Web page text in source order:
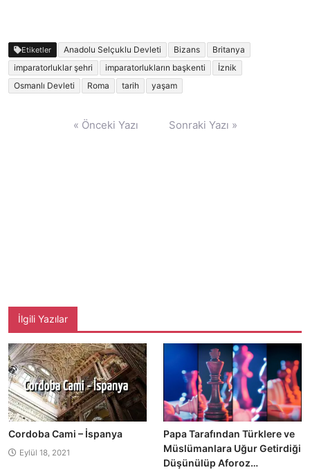
Etiketler Anadolu Selçuklu Devleti Bizans
Britanya
imparatorluklar şehri
imparatorlukların başkenti
İznik
Osmanlı Devleti
Roma tarih yaşam
« Önceki Yazı Sonraki Yazı »
İlgili Yazılar
Cordoba Cami – İspanya
Eylül 18, 2021
Papa Tarafından Türklere ve
Müslümanlara Uğur Getirdiği
Düşünülüp Aforoz…